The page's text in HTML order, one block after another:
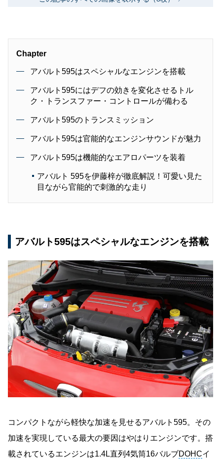
Chapter
アバルト595はスペシャルなエンジンを搭載
アバルト595にはデフの効きを変化させるトル
ク・トランスファー・コントロールが備わる
アバルト595のトランスミッション
アバルト595は官能的なエンジンサウンドが魅力
アバルト595は機能的なエアロパーツを装着
アバルト 595を伊藤梓が徹底解説！可愛い見た
目ながら官能的で刺激的な走り
アバルト595はスペシャルなエンジンを搭載
コンパクトながら軽快な加速を見せるアバルト595。その
加速を実現している最大の要因はやはりエンジンです。搭
載されているエンジンは1.4L直列4気筒16バルブDOHCイ